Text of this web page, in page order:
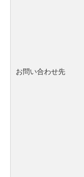
お問い合わせ先